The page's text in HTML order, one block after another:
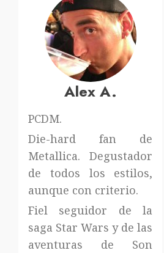
Alex A.
PCDM.
Die-hard fan de
Metallica. Degustador
de todos los estilos,
aunque con criterio.
Fiel seguidor de la
saga Star Wars y de las
aventuras de Son